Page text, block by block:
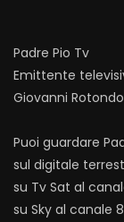
Padre Pio Tv
Emittente
Giovanni
Puoi guardare
sul digitale
su Tv Sat al
su Sky al canale